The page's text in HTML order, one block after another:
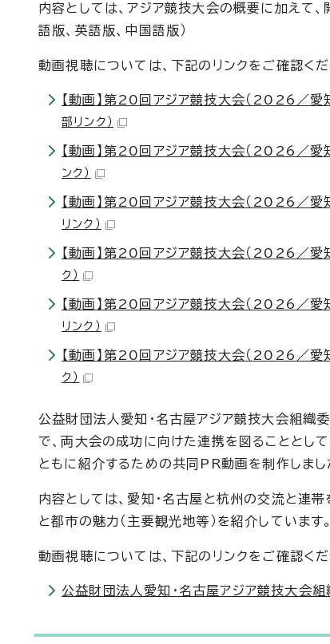
内容としては、アジア競技大会の概要に加えて
語版、英語版、中国語版）
動画視聴については、下記のリンクをご確認くだ
【動画】第20回アジア競技大会（2026／
部リンク）
【動画】第20回アジア競技大会（2026／
ンク）
【動画】第20回アジア競技大会（2026／
リンク）
【動画】第20回アジア競技大会（2026／
ク）
【動画】第20回アジア競技大会（2026／
リンク）
【動画】第20回アジア競技大会（2026／
ク）
公益財団法人愛知・名古屋アジア競技大会組
で、両大会の成功に向けた連携を図ることと
ともに紹介するための共同PR動画を制作しまし
内容としては、愛知・名古屋と杭州の交流と連
と都市の魅力（主要観光地等）を紹介しています
動画視聴については、下記のリンクをご確認くだ
公益財団法人愛知・名古屋アジア競技大